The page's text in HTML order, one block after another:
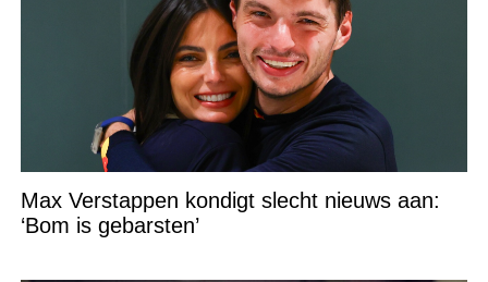
Max Verstappen kondigt slecht nieuws aan:
‘Bom is gebarsten’